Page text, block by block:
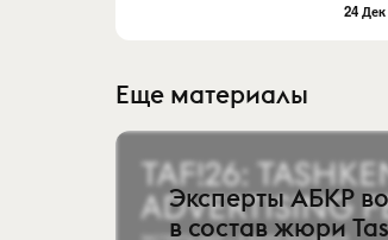
24
Еще материалы
Эксперты АБКР
в состав жюри